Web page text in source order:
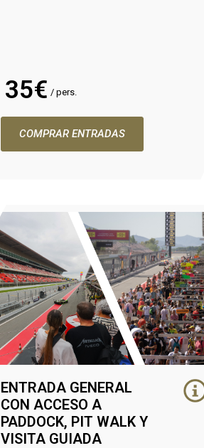
35€ / pers.
COMPRAR ENTRADAS
ENTRADA GENERAL
CON ACCESO A
PADDOCK, PIT WALK Y
VISITA GUIADA